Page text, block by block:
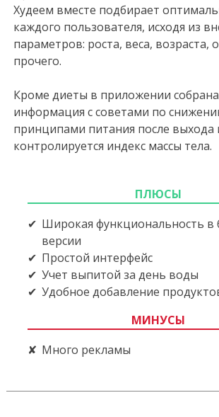
Худеем вместе подбирает
каждого пользователя, исходя из
параметров: роста, веса, возраста,
прочего.
Кроме диеты в приложении
информация с советами по
принципами питания после выхода
контролируется индекс массы тела.
ПЛЮСЫ
Широкая функциональность в
версии
Простой интерфейс
Учет выпитой за день воды
Удобное добавление
МИНУСЫ
Много рекламы